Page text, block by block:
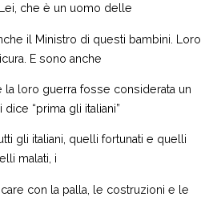
che è un uomo delle
il Ministro di questi bambini. Loro
E sono anche
loro guerra fosse considerata un
dice “prima gli italiani”
gli italiani, quelli fortunati e quelli
malati, i
con la palla, le costruzioni e le